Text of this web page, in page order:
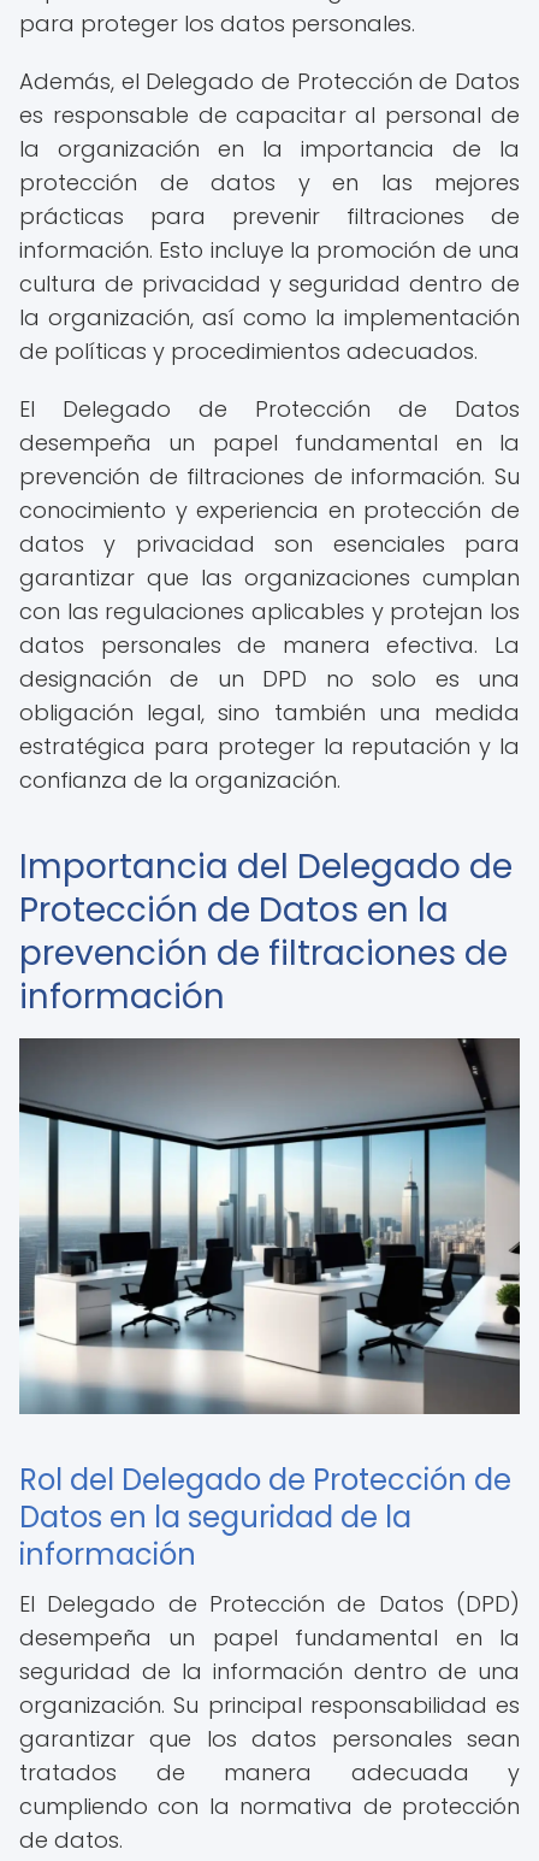
para proteger los datos personales.
Además, el Delegado de Protección de Datos
es responsable de capacitar al personal de
la organización en la importancia de la
protección de datos y en las mejores
prácticas para prevenir filtraciones de
información. Esto incluye la promoción de una
cultura de privacidad y seguridad dentro de
la organización, así como la implementación
de políticas y procedimientos adecuados.
El Delegado de Protección de Datos
desempeña un papel fundamental en la
prevención de filtraciones de información. Su
conocimiento y experiencia en protección de
datos y privacidad son esenciales para
garantizar que las organizaciones cumplan
con las regulaciones aplicables y protejan los
datos personales de manera efectiva. La
designación de un DPD no solo es una
obligación legal, sino también una medida
estratégica para proteger la reputación y la
confianza de la organización.
Importancia del Delegado de
Protección de Datos en la
prevención de filtraciones de
información
Rol del Delegado de Protección de
Datos en la seguridad de la
información
El Delegado de Protección de Datos (DPD)
desempeña un papel fundamental en la
seguridad de la información dentro de una
organización. Su principal responsabilidad es
garantizar que los datos personales sean
tratados de manera adecuada y
cumpliendo con la normativa de protección
de datos.